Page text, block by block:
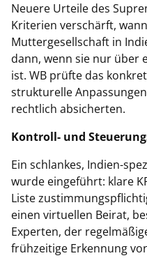
Neuere Urteile des
Kriterien verschärft,
Muttergesellschaft in
dann, wenn sie nur über
ist. WB prüfte das
strukturelle
rechtlich absicherten.
Kontroll- und
Ein schlankes, Indien-
wurde eingeführt: klare
Liste
einen virtuellen Beirat,
Experten, der
frühzeitige Erkennung